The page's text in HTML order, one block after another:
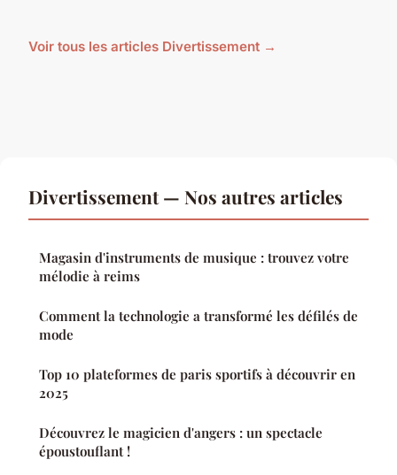
Voir tous les articles Divertissement →
Divertissement — Nos autres articles
Magasin d'instruments de musique : trouvez votre
mélodie à reims
Comment la technologie a transformé les défilés de
mode
Top 10 plateformes de paris sportifs à découvrir en
2025
Découvrez le magicien d'angers : un spectacle
époustouflant !